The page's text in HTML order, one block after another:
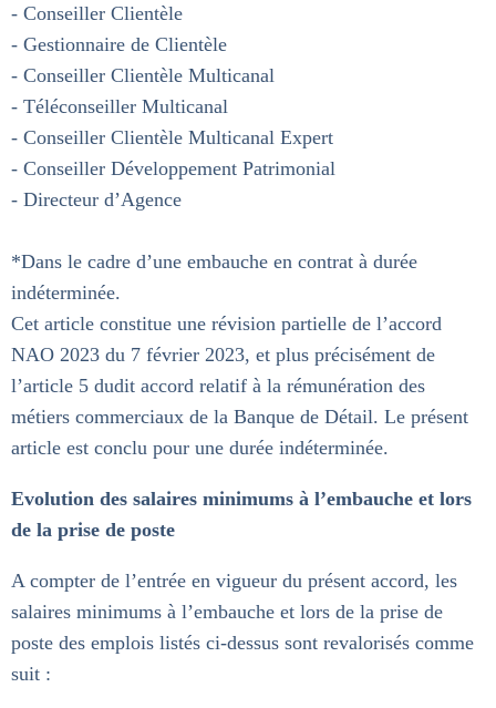
- Conseiller Clientèle
- Gestionnaire de Clientèle
- Conseiller Clientèle Multicanal
- Téléconseiller Multicanal
- Conseiller Clientèle Multicanal Expert
- Conseiller Développement Patrimonial
- Directeur d’Agence
*Dans le cadre d’une embauche en contrat à durée
indéterminée.
Cet article constitue une révision partielle de l’accord
NAO 2023 du 7 février 2023, et plus précisément de
l’article 5 dudit accord relatif à la rémunération des
métiers commerciaux de la Banque de Détail. Le présent
article est conclu pour une durée indéterminée.
Evolution des salaires minimums à l’embauche et lors
de la prise de poste
A compter de l’entrée en vigueur du présent accord, les
salaires minimums à l’embauche et lors de la prise de
poste des emplois listés ci-dessus sont revalorisés comme
suit :